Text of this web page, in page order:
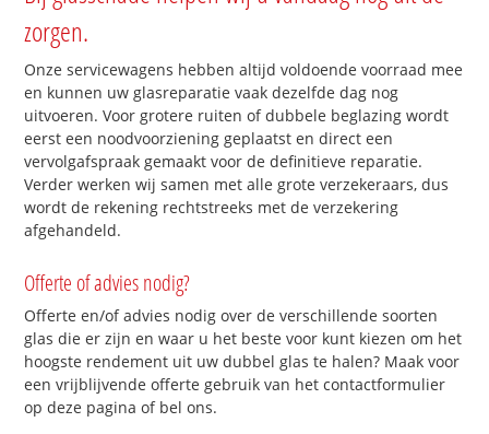
zorgen.
Onze servicewagens hebben altijd voldoende voorraad mee
en kunnen uw glasreparatie vaak dezelfde dag nog
uitvoeren. Voor grotere ruiten of dubbele beglazing wordt
eerst een noodvoorziening geplaatst en direct een
vervolgafspraak gemaakt voor de definitieve reparatie.
Verder werken wij samen met alle grote verzekeraars, dus
wordt de rekening rechtstreeks met de verzekering
afgehandeld.
Offerte of advies nodig?
Offerte en/of advies nodig over de verschillende soorten
glas die er zijn en waar u het beste voor kunt kiezen om het
hoogste rendement uit uw dubbel glas te halen? Maak voor
een vrijblijvende offerte gebruik van het contactformulier
op deze pagina of bel ons.